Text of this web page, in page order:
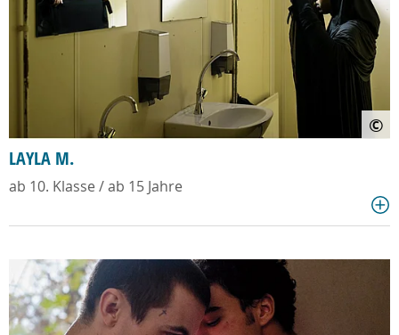
©
LAYLA M.
ab 10. Klasse / ab 15 Jahre